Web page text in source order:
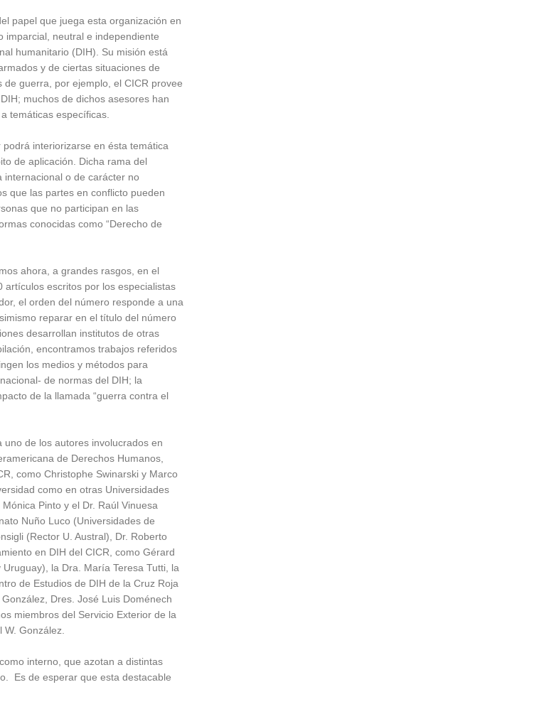
papel que juega esta organización en
imparcial, neutral e independiente
humanitario (DIH). Su misión está
y de ciertas situaciones de
guerra, por ejemplo, el CICR provee
muchos de dichos asesores han
temáticas específicas.
interiorizarse en ésta temática
de aplicación. Dicha rama del
internacional o de carácter no
que las partes en conflicto pueden
que no participan en las
conocidas como “Derecho de
ahora, a grandes rasgos, en el
escritos por los especialistas
el orden del número responde a una
reparar en el título del número
desarrollan institutos de otras
encontramos trabajos referidos
los medios y métodos para
de normas del DIH; la
de la llamada “guerra contra el
de los autores involucrados en
de Derechos Humanos,
como Christophe Swinarski y Marco
como en otras Universidades
Pinto y el Dr. Raúl Vinuesa
Nuño Luco (Universidades de
(Rector U. Austral), Dr. Roberto
en DIH del CICR, como Gérard
la Dra. María Teresa Tutti, la
de Estudios de DIH de la Cruz Roja
Dres. José Luis Doménech
miembros del Servicio Exterior de la
González.
interno, que azotan a distintas
Es de esperar que esta destacable